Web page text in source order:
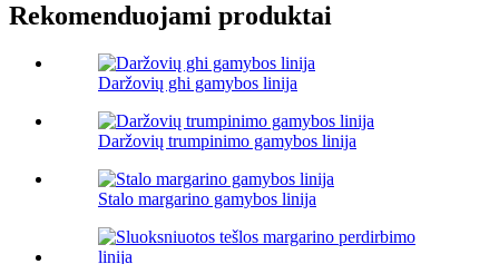
Rekomenduojami produktai
Daržovių ghi gamybos linija
Daržovių trumpinimo gamybos linija
Stalo margarino gamybos linija